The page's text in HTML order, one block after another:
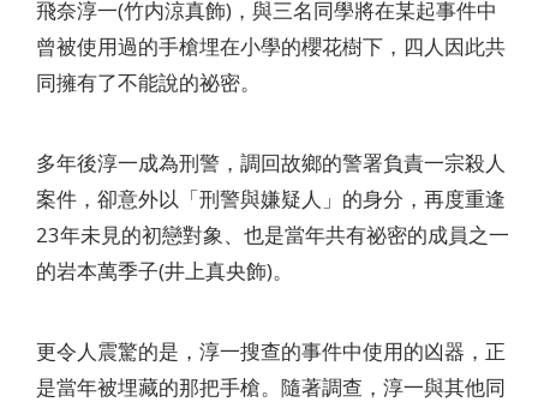
飛奈淳一(竹内涼真飾)，與三名同學將在某起事件中
曾被使用過的手槍埋在小學的櫻花樹下，四人因此共
同擁有了不能說的祕密。
多年後淳一成為刑警，調回故鄉的警署負責一宗殺人
案件，卻意外以「刑警與嫌疑人」的身分，再度重逢
23年未見的初戀對象、也是當年共有祕密的成員之一
的岩本萬季子(井上真央飾)。
更令人震驚的是，淳一搜查的事件中使用的凶器，正
是當年被埋藏的那把手槍。隨著調查，淳一與其他同